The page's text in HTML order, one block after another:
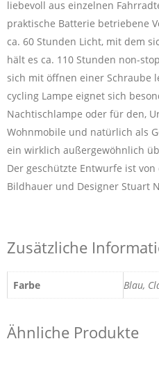
liebevoll aus einzelnen
praktische Batterie betriebene
ca. 60 Stunden Licht, mit dem
hält es ca. 110 Stunden non-
sich mit öffnen einer Schraube
cycling Lampe eignet sich
Nachtischlampe oder für den,
Wohnmobile und natürlich als
ein wirklich außergewöhnlich
Der geschützte Entwurfe ist
Bildhauer und Designer Stuart
Zusätzliche
Farbe Blau,
Ähnliche Produkte